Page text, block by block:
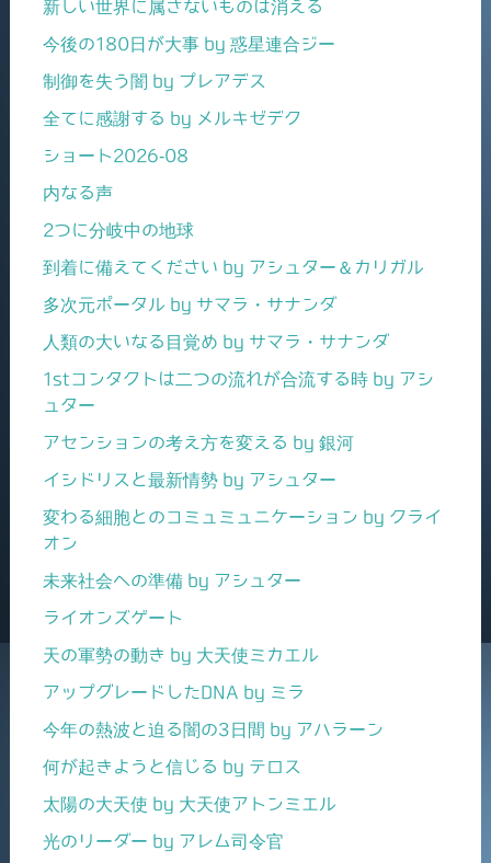
新しい世界に属さないものは消える
今後の180日が大事 by 惑星連合ジー
制御を失う闇 by プレアデス
全てに感謝する by メルキゼデク
ショート2026-08
内なる声
2つに分岐中の地球
到着に備えてください by アシュター＆カリガル
多次元ポータル by サマラ・サナンダ
人類の大いなる目覚め by サマラ・サナンダ
1stコンタクトは二つの流れが合流する時 by アシ
ュター
アセンションの考え方を変える by 銀河
イシドリスと最新情勢 by アシュター
変わる細胞とのコミュミュニケーション by クライ
オン
未来社会への準備 by アシュター
ライオンズゲート
天の軍勢の動き by 大天使ミカエル
アップグレードしたDNA by ミラ
今年の熱波と迫る闇の3日間 by アハラーン
何が起きようと信じる by テロス
太陽の大天使 by 大天使アトンミエル
光のリーダー by アレム司令官